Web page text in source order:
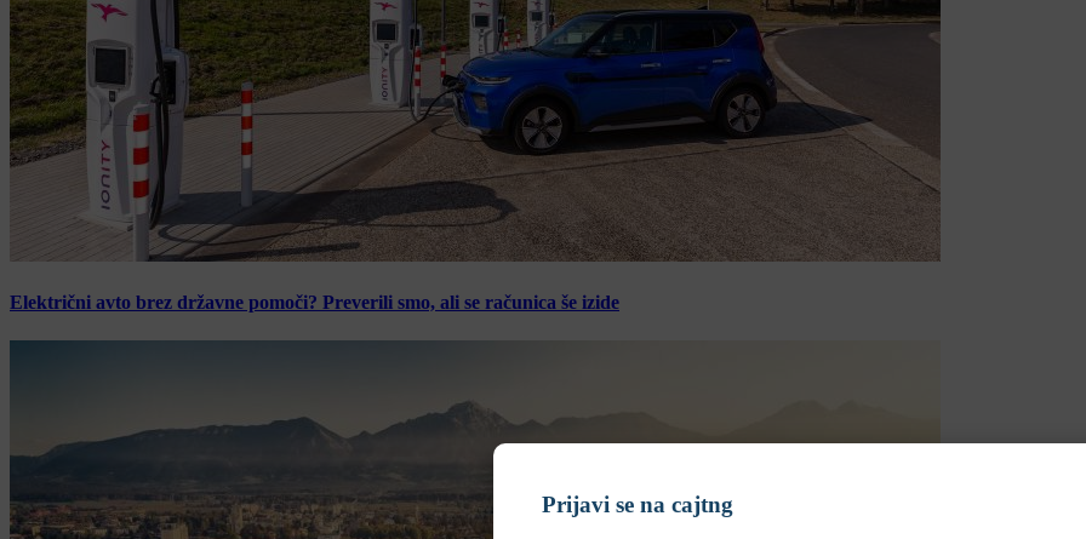
Električni avto brez državne pomoči? Preverili smo, ali se računica še izide
Prijavi se na cajtng